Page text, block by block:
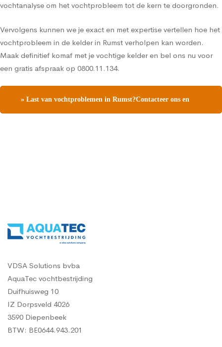
vochtanalyse om het vochtprobleem tot de kern te doorgronden.
Vervolgens kunnen we je exact en met expertise vertellen hoe het
vochtprobleem in de kelder in Rumst verholpen kan worden.
Maak definitief komaf met je vochtige kelder en bel ons nu voor
een gratis afspraak op 0800.11.134.
» Last van vochtproblemen in Rumst?Contacteer ons en
VDSA Solutions bvba
AquaTec vochtbestrijding
Duifhuisweg 10
IZ Dorpsveld 4026
3590 Diepenbeek
BTW: BE0644.943.201